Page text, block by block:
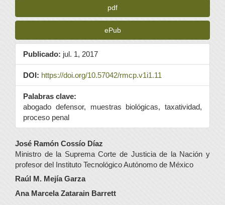
pdf
ePub
Publicado: jul. 1, 2017
DOI: https://doi.org/10.57042/rmcp.v1i1.11
Palabras clave:
abogado defensor, muestras biológicas, taxatividad,
proceso penal
Contenido
principal
del
artículo
José Ramón Cossío Díaz
Ministro de la Suprema Corte de Justicia de la Nación y
profesor del Instituto Tecnológico Autónomo de México
Raúl M. Mejía Garza
Ana Marcela Zatarain Barrett